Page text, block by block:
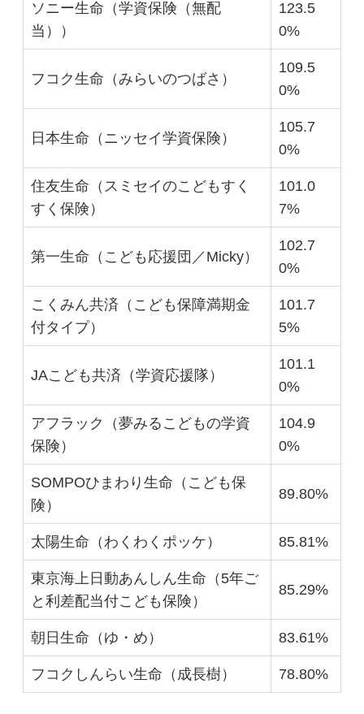
ソニー生命（学資保険（無配
当））
123.5
0%
フコク生命（みらいのつばさ）
109.5
0%
日本生命（ニッセイ学資保険）
105.7
0%
住友生命（スミセイのこどもすく
すく保険）
101.0
7%
第一生命（こども応援団／Micky）
102.7
0%
こくみん共済（こども保障満期金
付タイプ）
101.7
5%
JAこども共済（学資応援隊）
101.1
0%
アフラック（夢みるこどもの学資
保険）
104.9
0%
SOMPOひまわり生命（こども保
険）
89.80%
太陽生命（わくわくポッケ） 85.81%
東京海上日動あんしん生命（5年ご
と利差配当付こども保険）
85.29%
朝日生命（ゆ・め） 83.61%
フコクしんらい生命（成長樹） 78.80%